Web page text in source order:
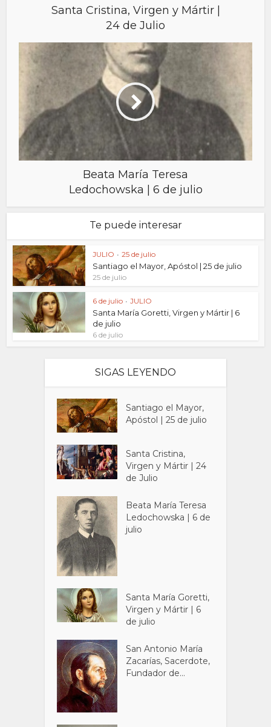
Santa Cristina, Virgen y Mártir |
24 de Julio
Beata María Teresa
Ledochowska | 6 de julio
Te puede interesar
JULIO • 25 de julio
Santiago el Mayor, Apóstol | 25 de julio
25 de julio
6 de julio • JULIO
Santa María Goretti, Virgen y Mártir | 6
de julio
6 de julio
SIGAS LEYENDO
Santiago el Mayor,
Apóstol | 25 de julio
Santa Cristina,
Virgen y Mártir | 24
de Julio
Beata María Teresa
Ledochowska | 6 de
julio
Santa María Goretti,
Virgen y Mártir | 6
de julio
San Antonio María
Zacarías, Sacerdote,
Fundador de...